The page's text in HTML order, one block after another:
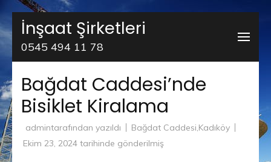
İçeriğe
atla
(Enter
basın)
İnşaat Şirketleri
0545 494 11 78
Bağdat Caddesi’nde
Bisiklet Kiralama
admintarafından yazıldı Bağdat Caddesi,Kadıköy
Ekim 23, 2024 tarihinde gönderilmiş